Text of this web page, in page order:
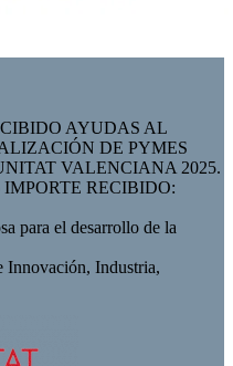
AYUDAS AL
DE PYMES
VALENCIANA 2025.
RECIBIDO:
para el desarrollo de la
Innovación, Industria,